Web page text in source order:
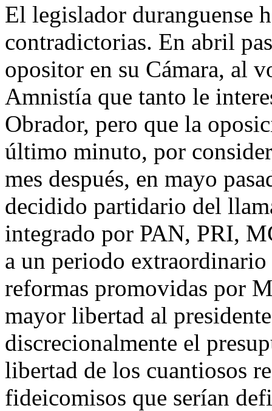
El legislador duranguense
contradictorias. En abril
opositor en su Cámara, al
Amnistía que tanto le
Obrador, pero que la
último minuto, por
mes después, en mayo
decidido partidario del
integrado por PAN, PRI,
a un periodo
reformas promovidas por
mayor libertad al
discrecionalmente el
libertad de los cuantiosos
fideicomisos que serían